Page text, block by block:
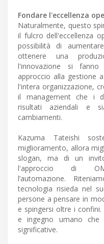
Fondare l'eccellenza
Naturalmente, questo
il fulcro dell'eccellenza
possibilità di
ottenere una
l'innovazione si fanno
approccio alla gestione
l'intera organizzazione,
il management che i
risultati aziendali e
cambiamenti.
Kazuma Tateishi
miglioramento, allora
slogan, ma di un
l'approccio di
l’automazione.
tecnologia risieda nel
persone a pensare in
e spingersi oltre i
e ingegno umano che
significative.